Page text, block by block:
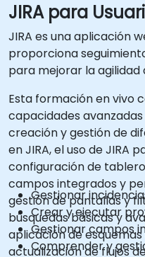
JIRA para
JIRA es una aplicación
proporciona
para mejorar la
Esta formación en vivo
capacidades avanzadas
creación y gestión de
en JIRA, el uso de JIRA
configuración de
campos integrados y
gestión de pantallas y
búsquedas básicas y
aplicación de
actualización de flujos
Gestionar
Crear y ejecutar
Gestionar campos
Comprender y